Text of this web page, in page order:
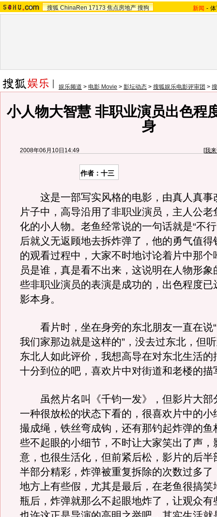
搜狐 ChinaRen 17173 焦点房地产 搜狗 新闻 -
娱乐频道 > 电影 Movie > 影坛动态 > 搜狐娱乐电影评审团 >
小人物大智慧 非职业演员出色程
身
2008年06月10日14:49 [我
作者：十三
这是一部写实风格的电影，由真人真事
片子中，高导沿用了非职业演员，主人公老
化的小人物。老鱼经常说的一句话就是“不
后就义无返顾地去拆炸弹了，他的勇气值得
的观看过程中，大家不时地讨论着片中那个
员是谁，真是看不出来，这说明在人物形象
些非职业演员的表演是成功的，出色程度已
影本身。
看片时，坐在身旁的东北朋友一直在说“
我们家那边就是这样的”，没去过东北，但
东北人如此评价，我想高导在对东北生活的
十分到位的吧，喜欢片中对街道和老楼的描
虽然片名叫《千钧一发》，但影片大部
一种很放松的状态下看的，很喜欢片中的
撮成绳，铁丝弯成钩，还有那钓起炸弹的鱼
些不起眼的小细节，不时让大家笑出了声，
意，也很生活化，但前紧后松，影片的后半
半部分精彩，炸弹被重复拆除的次数过多了
地方上有些假，尤其是最后，在老鱼很搞笑
瓶后，炸弹就那么不起眼地炸了，让观众有